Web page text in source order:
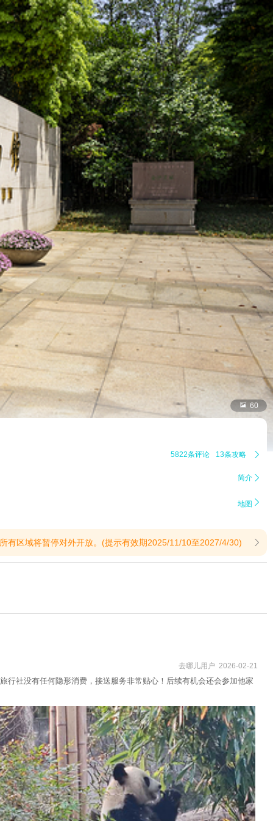
 60
5822条评论 13条攻略 
简介 
地图 
有区域将暂停对外开放。(提示有效期2025/11/10至2027/4/30) 
去哪儿用户 2026-02-21
行社没有任何隐形消费，接送服务非常贴心！后续有机会还会参加他家